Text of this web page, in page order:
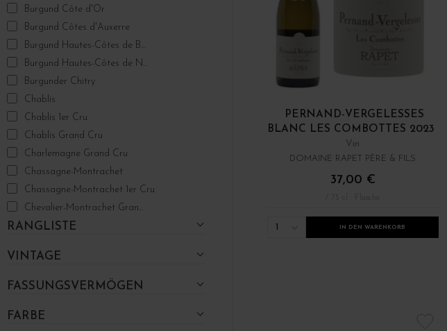
Burgund Côte d'Or
Burgund Côtes d'Auxerre
Burgund Hautes-Côtes de B...
Burgund Hautes-Côtes de N...
Burgunder Chitry
Chablis
Chablis 1er Cru
Chablis Grand Cru
Charlemagne Grand Cru
Chassagne-Montrachet
Chassagne-Montrachet 1er Cru
Chevalier-Montrachet Gran...
Corton Grand Cru
Crémant de Bourgogne
Criots-Bâtard-Montrachet ...
Fixin 1er Cru
RANGLISTE
VINTAGE
FASSUNGSVERMÖGEN
FARBE
PERNAND-VERGELESSES
BLANC LES COMBOTTES 2023
Vin
DOMAINE RAPET PÈRE & FILS
37,00 €
/ 75 cl : Flasche
1 IN DEN WARENKORB